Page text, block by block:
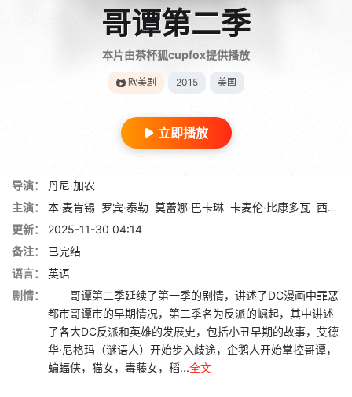
哥谭第二季
本片由茶杯狐cupfox提供播放
欧美剧 2015 美国
立即播放
导演：
丹尼·加农
主演：
本·麦肯锡 罗宾·泰勒 莫蕾娜·巴卡琳 卡麦伦·比康多瓦 西恩·帕特维
更新：
2025-11-30 04:14
备注：
已完结
语言：
英语
剧情：
哥谭第二季延续了第一季的剧情，讲述了DC漫画中罪恶
都市哥谭市的早期情况，第二季名为反派的崛起，其中讲述
了各大DC反派和英雄的发展史，包括小丑早期的故事，艾德
华·尼格玛（谜语人）开始步入歧途，企鹅人开始掌控哥谭，
蝙蝠侠，猫女，毒藤女，稻...全文